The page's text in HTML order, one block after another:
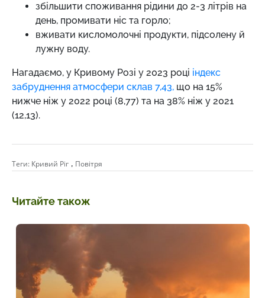
збільшити споживання рідини до 2-3 літрів на
день, промивати ніс та горло;
вживати кисломолочні продукти, підсолену й
лужну воду.
Нагадаємо, у Кривому Розі у 2023 році індекс
забруднення атмосфери склав 7,43, що на 15%
нижче ніж у 2022 році (8,77) та на 38% ніж у 2021
(12,13).
Теги: Кривий Ріг , Повітря
Читайте також